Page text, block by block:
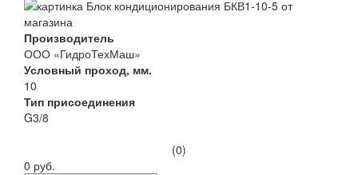
Производитель
ООО «ГидроТехМаш»
Условный проход, мм.
10
Тип присоединения
G3/8
(0)
0 руб.